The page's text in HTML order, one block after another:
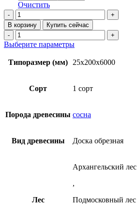
Очистить
Количество
товара
Доска
обрезная
25х200х6000
1
В корзину Купить сейчас
Количество
товара
Доска
обрезная
25х200х6000
из
сосны
Выберите параметрыЭтот
имеет
Опции
на
Типоразмер (мм) 25x200x6000
Сорт 1 сорт
Порода древесины сосна
Вид древесины Доска обрезная
Лес
Архангельский лес
,
Подмосковный лес